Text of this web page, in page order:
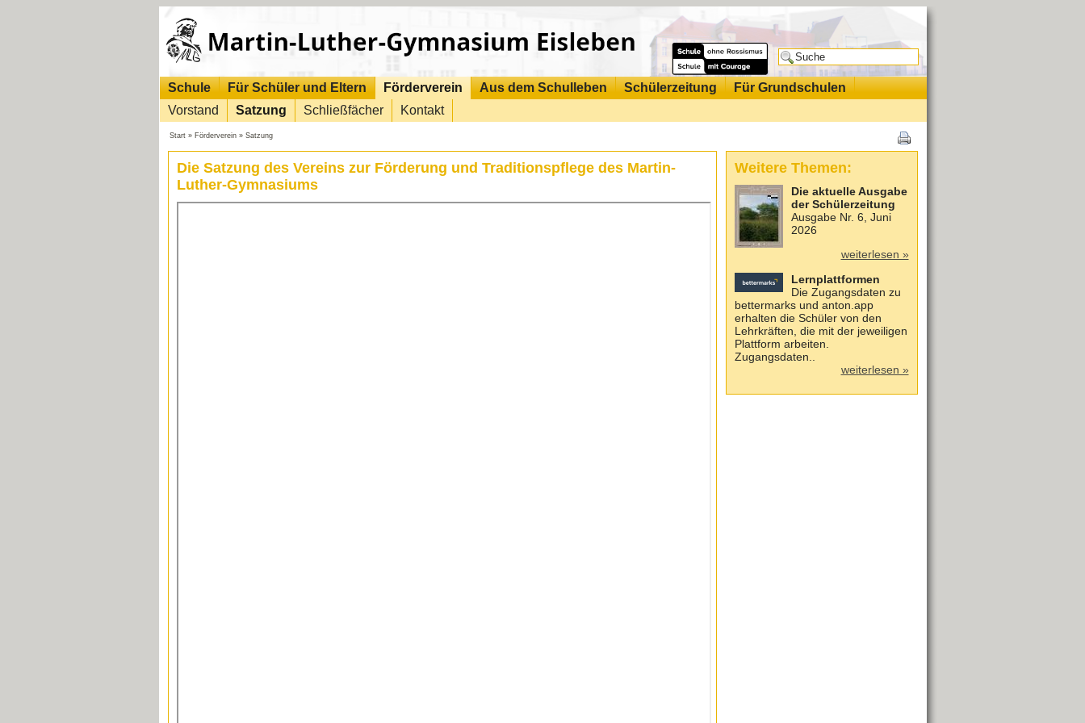
Schule Für Schüler und Eltern Förderverein Aus dem Schulleben Schülerzeitung
Für Grundschulen
Vorstand
Satzung Schließfächer Kontakt
Start» Förderverein» Satzung
Weitere Themen:
Die aktuelle Ausgabe
der Schülerzeitung
Ausgabe Nr. 6, Juni
2026
weiterlesen »
Lernplattformen
Die Zugangsdaten zu
bettermarks und anton.app
erhalten die Schüler von den
Lehrkräften, die mit der jeweiligen
Plattform arbeiten.
Zugangsdaten..
weiterlesen »
Die Satzung des Vereins zur Förderung und Traditionspflege des Martin-
Luther-Gymnasiums